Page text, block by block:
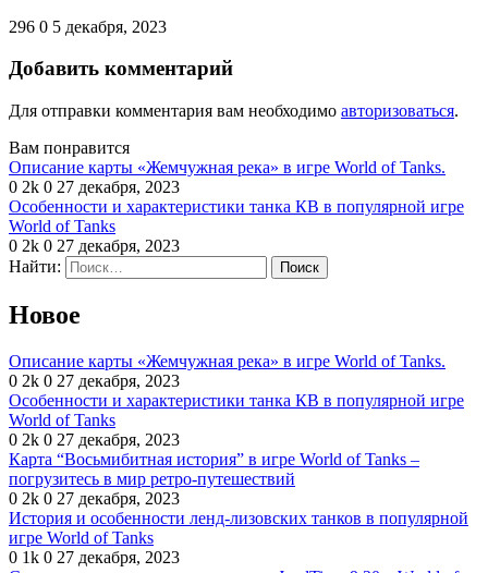
296 0 5 декабря, 2023
Добавить комментарий
Для отправки комментария вам необходимо авторизоваться.
Вам понравится
Описание карты «Жемчужная река» в игре World of Tanks.
0 2k 0 27 декабря, 2023
Особенности и характеристики танка КВ в популярной игре
World of Tanks
0 2k 0 27 декабря, 2023
Найти:
Новое
Описание карты «Жемчужная река» в игре World of Tanks.
0 2k 0 27 декабря, 2023
Особенности и характеристики танка КВ в популярной игре
World of Tanks
0 2k 0 27 декабря, 2023
Карта “Восьмибитная история” в игре World of Tanks –
погрузитесь в мир ретро-путешествий
0 2k 0 27 декабря, 2023
История и особенности ленд-лизовских танков в популярной
игре World of Tanks
0 1k 0 27 декабря, 2023